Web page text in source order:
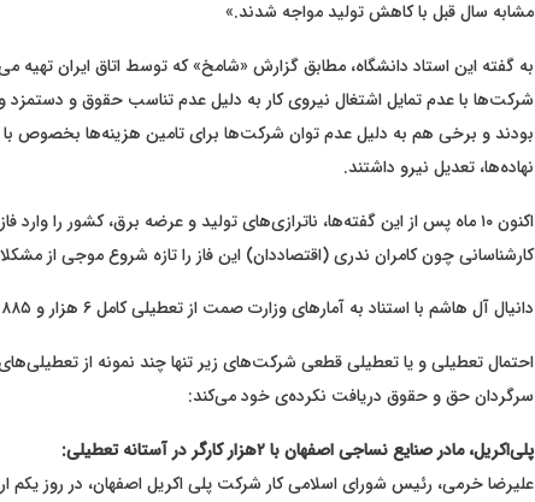
مشابه سال قبل با کاهش تولید مواجه شدند.»
شرکت‌ها با عدم تمایل اشتغال نیروی کار به دلیل عدم تناسب حقوق و دستمزد و
بودند و برخی هم به دلیل عدم توان شرکت‌ها برای تامین هزینه‌ها بخصوص با
نهاده‌ها، تعدیل نیرو داشتند.
اکنون ۱۰ ماه پس از این گفته‌ها، ناترازی‌های تولید و عرضه برق، کشور را وارد
کارشناسانی چون کامران ندری (اقتصاددان) این فاز را تازه شروع موجی از
دانیال آل هاشم با استناد به آمارهای وزارت صمت از تعطیلی کامل ۶ هزار و ۸۸۵ کارخانه در کشور خبر داده بود.
احتمال تعطیلی و یا تعطیلی قطعی شرکت‌های زیر تنها چند نمونه از
سرگردان حق و حقوق دریافت نکرده‌ی خود می‌کند:
پلی‌اکریل، مادر صنایع نساجی اصفهان با ۲هزار کارگر در آستانه تعطیلی: